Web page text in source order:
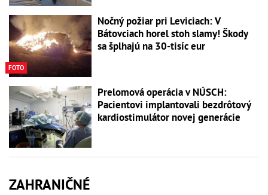
FOTO
Nočný požiar pri Leviciach: V
Bátovciach horel stoh slamy! Škody
sa šplhajú na 30-tisíc eur
Prelomová operácia v NÚSCH:
Pacientovi implantovali bezdrôtový
kardiostimulátor novej generácie
ZAHRANIČNÉ